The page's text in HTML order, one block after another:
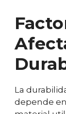
La
depende